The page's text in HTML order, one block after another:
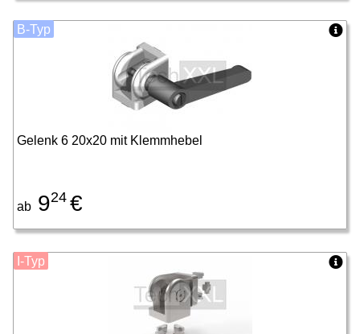
Gelenk 6 20x20 mit Klemmhebel
ab 924 €
B-Typ
I-Typ